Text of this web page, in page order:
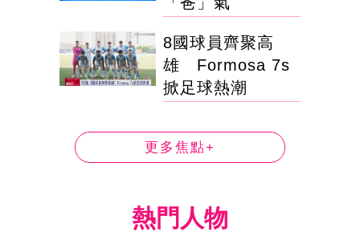
8國球員齊聚高
雄 Formosa 7s
掀足球熱潮
更多焦點+
熱門人物